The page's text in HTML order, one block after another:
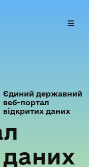
Єдиний державний
веб-портал
відкритих даних
даних